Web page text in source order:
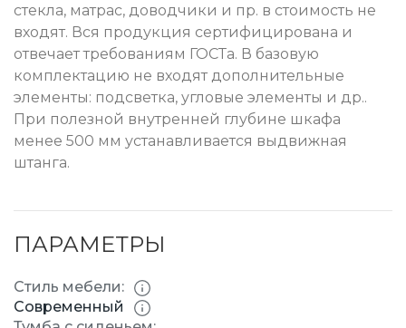
стекла, матрас, доводчики и пр. в стоимость не
входят. Вся продукция сертифицирована и
отвечает требованиям ГОСТа. В базовую
комплектацию не входят дополнительные
элементы: подсветка, угловые элементы и др..
При полезной внутренней глубине шкафа
менее 500 мм устанавливается выдвижная
штанга.
ПАРАМЕТРЫ
Стиль мебели:
Современный